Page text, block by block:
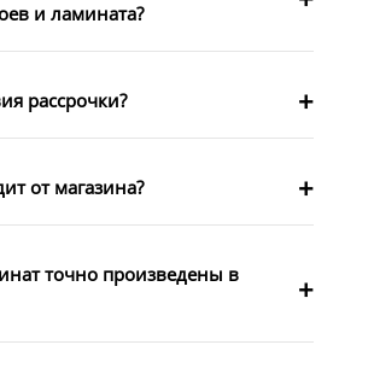
и ламината?
рассрочки?
от магазина?
точно произведены в